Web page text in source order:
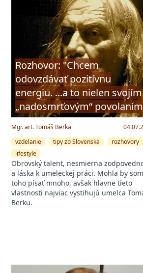
Rozhovor: "Chcem
odovzdávať pozitívnu
energiu. ...a to nielen svojím
„nadosmrťovým“
Mgr. art. Tomáš Berka
vzdelanie
tipy zo Slovenska
rozhovory
lifestyle
Obrovský talent, nesmierna
a láska k umeleckej práci. Mohla by som
toho písať mnoho, avšak hlavne tieto
vlastnosti najviac vystihujú umelca
Berku.